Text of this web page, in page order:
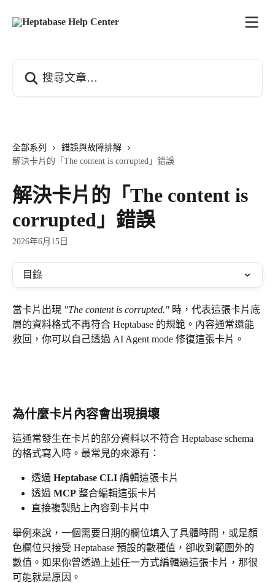
全部系列
錯誤與故障排解
解決卡片的「The content is corrupted」錯誤
解決卡片的「The content is
corrupted」錯誤
2026年6月15日
目錄
當卡片出現 "The content is corrupted." 時，代表這張卡片底
層的資料格式不再符合 Heptabase 的規範。內容通常還能
救回，你可以自己透過 AI Agent mode 修復這張卡片。
為什麼卡片內容會出現損壞
這通常發生在卡片的部分資料以不符合 Heptabase schema
的格式寫入時。最常見的來源有：
透過 Heptabase CLI 編輯這張卡片
透過 MCP 整合編輯這張卡片
直接複製貼上內容到卡片中
舉例來說，一個需要日期的欄位填入了具體時間，或是顏
色欄位只接受 Heptabase 預設的數種值，卻收到範圍外的
數值。如果你曾透過上述任一方式編輯過這張卡片，那很
可能就是原因。